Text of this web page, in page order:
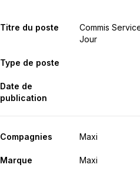
Titre du poste
Commis
Jour
Type de poste
Date de
publication
Compagnies Maxi
Marque Maxi